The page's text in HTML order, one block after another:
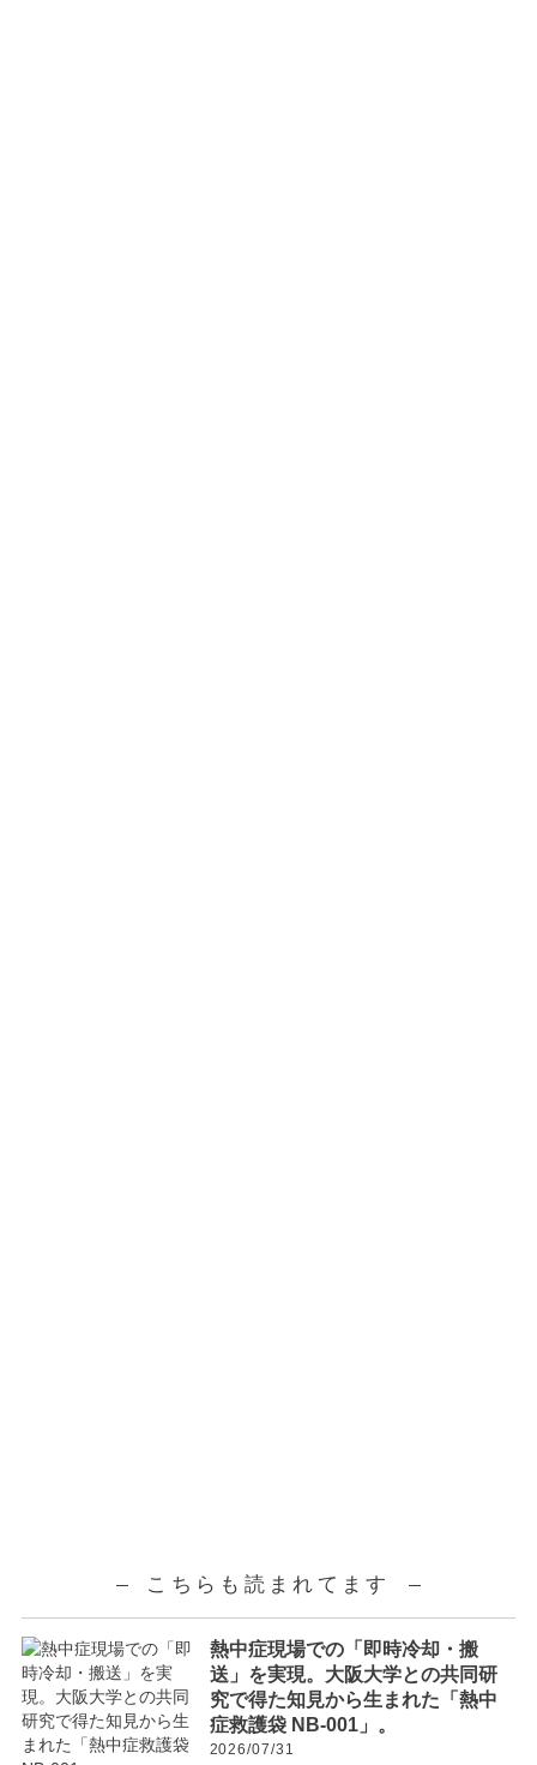
こちらも読まれてます
熱中症現場での「即時冷却・搬
送」を実現。大阪大学との共同研
究で得た知見から生まれた「熱中
症救護袋 NB-001」。
2026/07/31